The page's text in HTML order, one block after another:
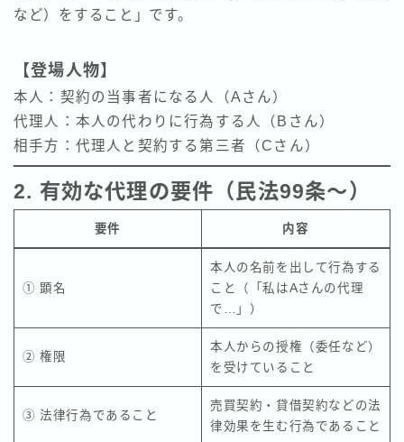
など）をすること」です。
【登場人物】
本人：契約の当事者になる人（Aさん）
代理人：本人の代わりに行為する人（Bさん）
相手方：代理人と契約する第三者（Cさん）
2. 有効な代理の要件（民法99条～）
要件 内容
① 顕名
本人の名前を出して行為する
こと（「私はAさんの代理
で…」）
② 権限
本人からの授権（委任など）
を受けていること
③ 法律行為であること
売買契約・貸借契約などの法
律効果を生む行為であること